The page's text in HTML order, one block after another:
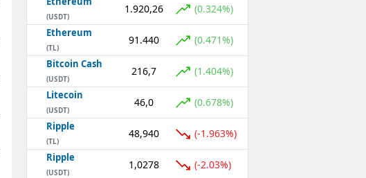
(USDT)
1.920,26 (0.324%)
Ethereum
(TL)
91.440 (0.471%)
Bitcoin Cash
(USDT)
216,7 (1.404%)
Litecoin
(USDT)
46,0 (0.678%)
Ripple
(TL)
48,940 (-1.963%)
Ripple
(USDT)
1,0278 (-2.03%)